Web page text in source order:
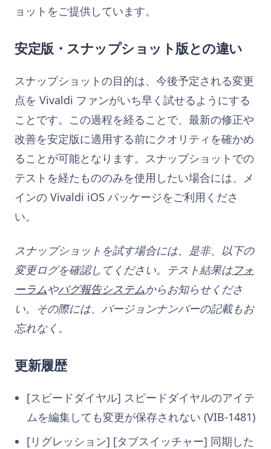
ョットをご提供しています。
安定版・スナップショット版との違い
スナップショットの目的は、今後予定される変更
点を Vivaldi ファンがいち早く試せるようにする
ことです。この過程を経ることで、最新の修正や
改善を安定版に適用する前にクオリティを確かめ
ることが可能となります。スナップショットでの
テストを経たもののみを使用したい場合には、メ
インの Vivaldi iOS パッケージをご利用くださ
い。
スナップショットを試す場合には、是非、以下の
変更ログを確認してください。テスト結果はフォ
ーラムやバグ報告システムからお知らせくださ
い。その際には、バージョンナンバーの記載もお
忘れなく。
更新履歴
[スピードダイヤル] スピードダイヤルのアイテ
ムを編集しても変更が保存されない (VIB-1481)
[リグレッション] [タブスイッチャー] 同期した